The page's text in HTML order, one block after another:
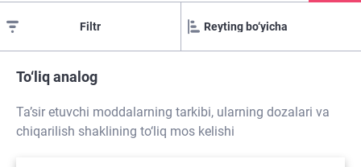
Filtr
To‘liq analog
Ta’sir etuvchi moddalarning tarkibi, ularning dozalari va
chiqarilish shaklining to‘liq mos kelishi